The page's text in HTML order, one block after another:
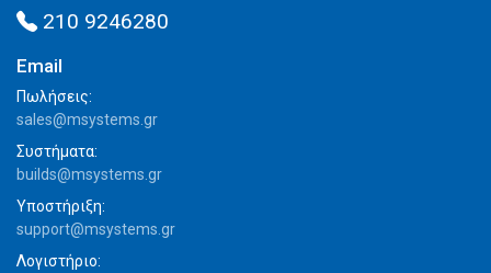
210 9246280
Email
Πωλήσεις:
sales@msystems.gr
Συστήματα:
builds@msystems.gr
Υποστήριξη:
support@msystems.gr
Λογιστήριο: